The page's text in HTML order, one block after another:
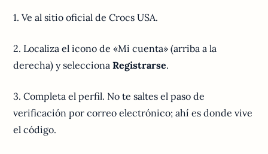
1. Ve al sitio oficial de Crocs USA.
2. Localiza el icono de «Mi cuenta» (arriba a la
derecha) y seleccionaRegistrarse.
3. Completa el perfil. No te saltes el paso de
verificación por correo electrónico; ahí es donde vive
el código.